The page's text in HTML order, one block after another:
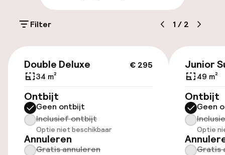
Parkeergelegenheid op eigen terrein
(buiten)
Parkeergelegenheid op eigen terrein
(binnen)
Openbaar parkeren
Oplaadpunt elektrische auto op
locatie
Filter 1 / 2
€ 295
Double Deluxe
34 m²
Ontbijt
Geen ontbijt
Inclusief ontbijt
Optie niet beschikbaar
Annuleren
Gratis annuleren
Junior
49 m²
Ontbijt
Geen
Optie
Gratis